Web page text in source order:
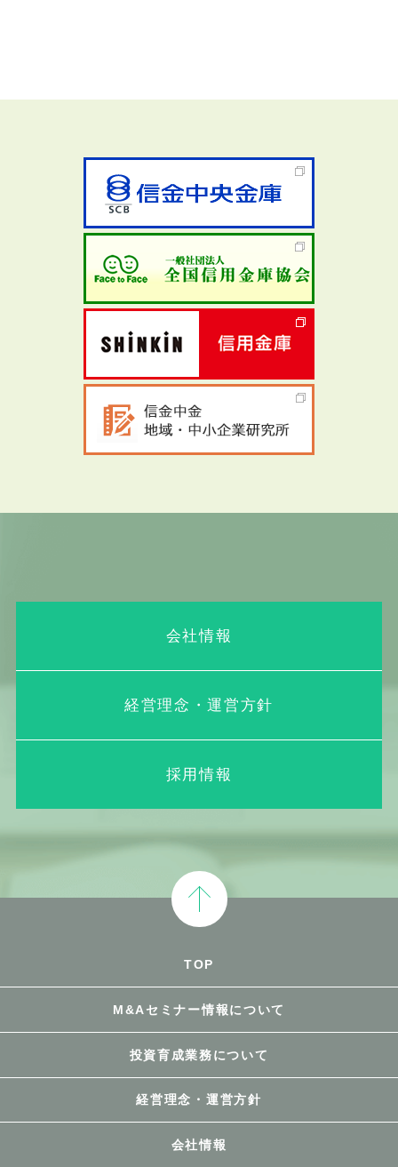
会社情報
経営理念・運営方針
採用情報
TOP
M&Aセミナー情報について
投資育成業務について
経営理念・運営方針
会社情報